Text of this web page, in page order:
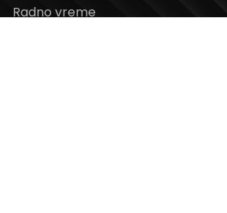
Radno vreme